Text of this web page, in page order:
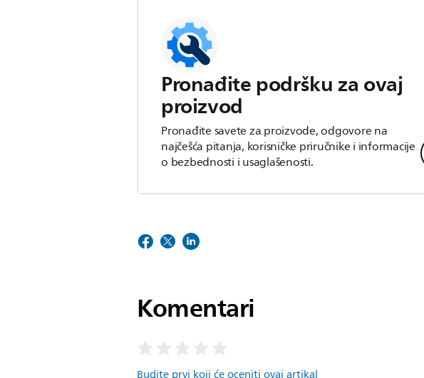
Pronađite podršku za ovaj
proizvod
Pronađite savete za proizvode, odgovore na
najčešća pitanja, korisničke priručnike i informacije
o bezbednosti i usaglašenosti.
Komentari